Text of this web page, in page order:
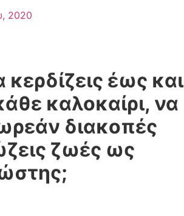
2020
κερδίζεις έως και
καλοκαίρι, να
διακοπές
ζωές ως